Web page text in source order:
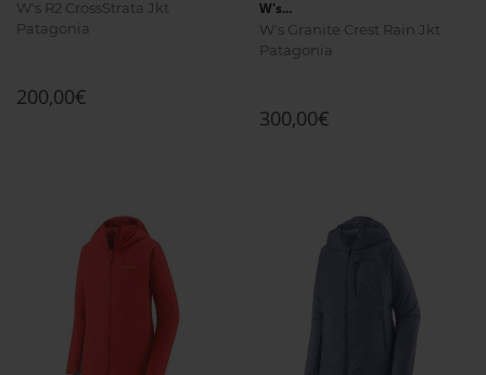
W's R2 CrossStrata Jkt
Patagonia
200,00€
W's...
W's Granite Crest Rain Jkt
Patagonia
300,00€